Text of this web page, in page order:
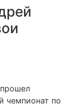
чемпионат по